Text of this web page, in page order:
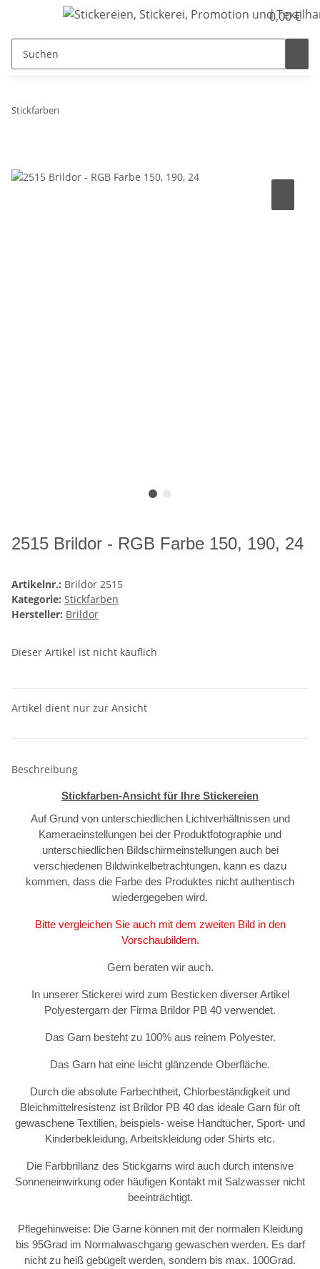
0,00 €
Stickfarben
2515 Brildor - RGB Farbe 150, 190, 24
Artikelnr.: Brildor 2515
Kategorie: Stickfarben
Hersteller: Brildor
Dieser Artikel ist nicht käuflich
Artikel dient nur zur Ansicht
Beschreibung
Stickfarben-Ansicht für Ihre Stickereien
Auf Grund von unterschiedlichen Lichtverhältnissen und
Kameraeinstellungen bei der Produktfotographie und
unterschiedlichen Bildschirmeinstellungen auch bei
verschiedenen Bildwinkelbetrachtungen, kann es dazu
kommen, dass die Farbe des Produktes nicht authentisch
wiedergegeben wird.
Bitte vergleichen Sie auch mit dem zweiten Bild in den
Vorschaubildern.
Gern beraten wir auch.
In unserer Stickerei wird zum Besticken diverser Artikel
Polyestergarn der Firma Brildor PB 40 verwendet.
Das Garn besteht zu 100% aus reinem Polyester.
Das Garn hat eine leicht glänzende Oberfläche.
Durch die absolute Farbechtheit, Chlorbeständigkeit und
Bleichmittelresistenz ist Brildor PB 40 das ideale Garn für oft
gewaschene Textilien, beispiels- weise Handtücher, Sport- und
Kinderbekleidung, Arbeitskleidung oder Shirts etc.
Die Farbbrillanz des Stickgarns wird auch durch intensive
Sonneneinwirkung oder häufigen Kontakt mit Salzwasser nicht
beeinträchtigt.
Pflegehinweise: Die Garne können mit der normalen Kleidung
bis 95Grad im Normalwaschgang gewaschen werden. Es darf
nicht zu heiß gebügelt werden, sondern bis max. 100Grad.